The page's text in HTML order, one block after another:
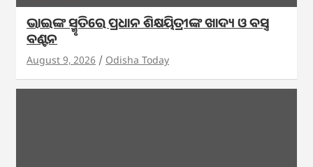
ଭାଇଙ୍କ ସ୍ମୃତିରେ ପ୍ରଧାନ ଶିକ୍ଷୟିତ୍ରୀଙ୍କ ଖାଦ୍ୟ ଓ ବସ୍ତ୍ର
ବଣ୍ଟନ
August 9, 2026 Odisha Today